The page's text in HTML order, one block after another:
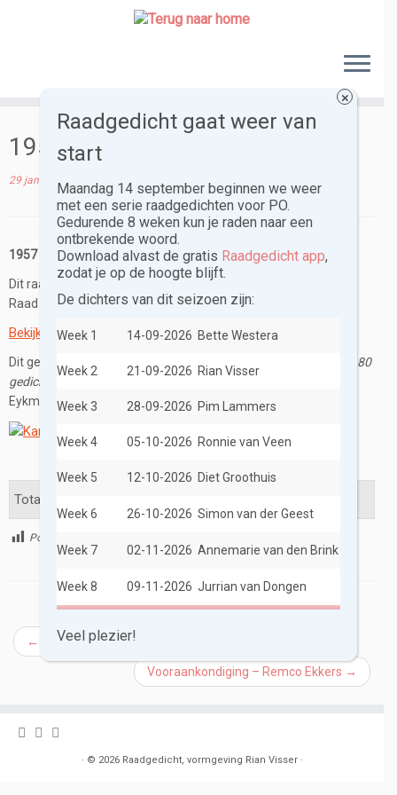
1957 Pauline – Karel Eykman
29 januari 2016
1957 Pauline
Dit raadgedicht is geschreven door Karel Eykman
Raad het ontbrekende woord.
Bekijk de oplossing.
Dit gedicht zal maart 2016 verschijnen in
Jaarringen. 80 jaar in 80
gedichten
Eykman.
Total Views: 73
Post Views:
← brief aan onze overzeese lezers – Saskia Stehouwer
Vooraankondiging – Remco Ekkers →
· © 2026 Raadgedicht, vormgeving Rian Visser·
Raadgedicht gaat weer van
start
Maandag 14 september beginnen we weer
met een serie raadgedichten voor PO.
Gedurende 8 weken kun je raden naar een
ontbrekende woord.
Download alvast de gratis Raadgedicht app,
zodat je op de hoogte blijft.
De dichters van dit seizoen zijn:
Week 1 14-09-2026 Bette Westera
Week 2 21-09-2026 Rian Visser
Week 3 28-09-2026 Pim Lammers
Week 4 05-10-2026 Ronnie van Veen
Week 5 12-10-2026 Diet Groothuis
Week 6 26-10-2026 Simon van der Geest
Week 7 02-11-2026 Annemarie van den Brink
Week 8 09-11-2026 Jurrian van Dongen
Veel plezier!
×